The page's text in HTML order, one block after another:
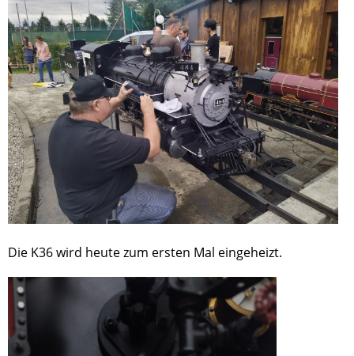
Die K36 wird heute zum ersten Mal eingeheizt.